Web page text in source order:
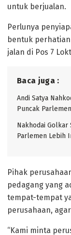
untuk berjualan.
Perlunya
bentuk
jalan di Pos 7
Baca juga :
Andi Satya
Puncak
Nakhodai Golkar
Parlemen Lebih
Pihak
pedagang yang
tempat-tempat
perusahaan,
“Kami minta